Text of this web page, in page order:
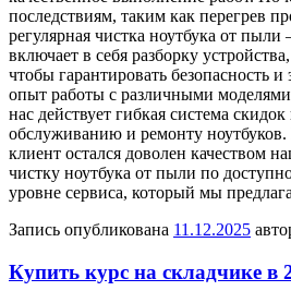
последствиям, таким как перегрев
регулярная чистка ноутбука от
включает в себя разборку
чтобы гарантировать
опыт работы с различными
нас действует гибкая система
обслуживанию и ремонту
клиент остался доволен качеством
чистку ноутбука от пыли по
уровне сервиса, который мы
Запись опубликована 11.12.2025
Купить курс на складчике в